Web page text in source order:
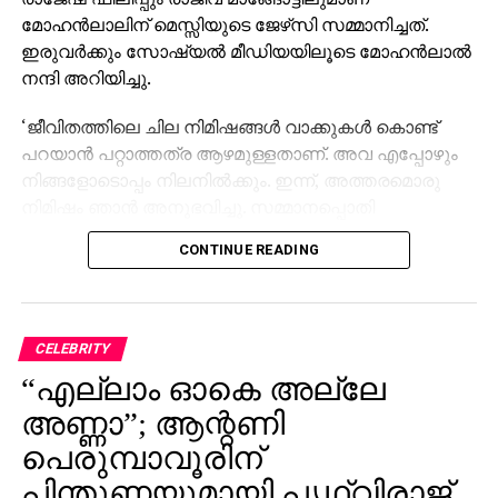
മോഹന്‍ലാലിന് മെസ്സിയുടെ ജേഴ്‌സി സമ്മാനിച്ചത്.
ഇരുവര്‍ക്കും സോഷ്യല്‍ മീഡിയയിലൂടെ മോഹന്‍ലാല്‍
നന്ദി അറിയിച്ചു.
‘ജീവിതത്തിലെ ചില നിമിഷങ്ങള്‍ വാക്കുകള്‍ കൊണ്ട്
പറയാന്‍ പറ്റാത്തത്ര ആഴമുള്ളതാണ്. അവ എപ്പോഴും
നിങ്ങളോടൊപ്പം നിലനില്‍ക്കും. ഇന്ന്, അത്തരമൊരു
അഴിക്കുമ്പോള്‍, എന്റെ ഹൃദയമിടിപ്പ്
കൂടുന്നുണ്ടായിരുന്നു – ഇതിഹാസം, ലയണല്‍ മെസി
എഴുതിയിരിക്കുന്നു. മെസിയെ വളരെക്കാലമായി
ആരാധിക്കുന്ന ഒരാളെന്ന നിലയില്‍, കളിക്കളത്തിലെ
അദ്ദേഹത്തിന്റെ മികവിന് മാത്രമല്ല, എളിമയ്ക്കും
സഹാനുഭൂതിക്കും, ഇത് ശരിക്കും സവിശേഷമായിരുന്നു.
ഡോ. രാജീവ് മാങ്ങോട്ടില്‍, രാജേഷ് ഫിലിപ്പ് എന്നീ രണ്ട്
പ്രിയ സുഹൃത്തുക്കളില്ലാതെ അവിശ്വസനീയ
CONTINUE READING
CELEBRITY
“എല്ലാം ഓകെ അല്ലേ
അണ്ണാ”; ആന്റണി
പെരുമ്പാവൂരിന്